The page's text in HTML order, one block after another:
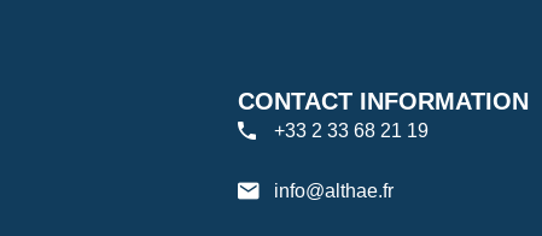
CONTACT INFORMATION
+33 2 33 68 21 19
info@althae.fr